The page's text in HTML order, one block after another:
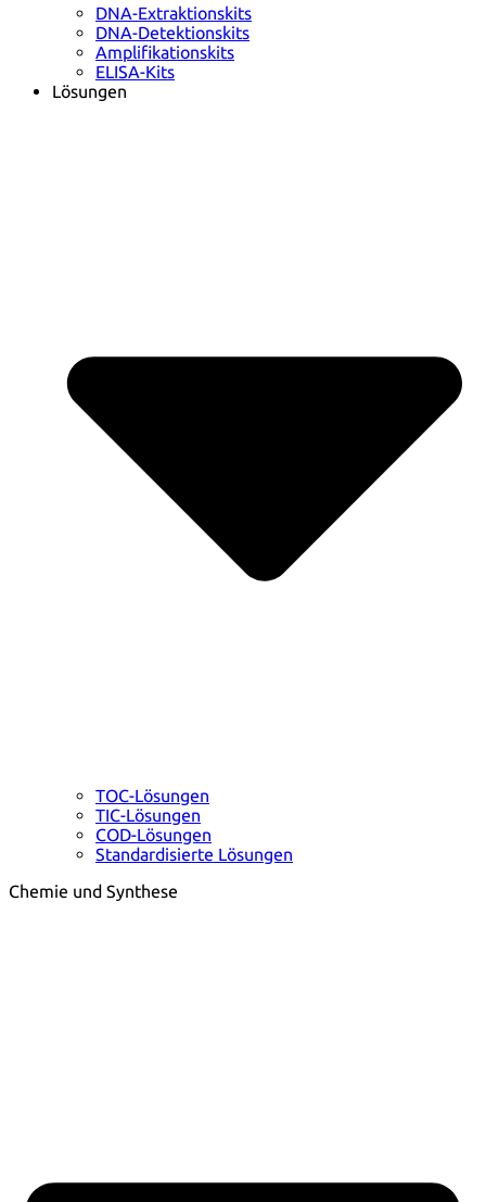
DNA-Extraktionskits
DNA-Detektionskits
Amplifikationskits
ELISA-Kits
Lösungen
TOC-Lösungen
TIC-Lösungen
COD-Lösungen
Standardisierte Lösungen
Chemie und Synthese